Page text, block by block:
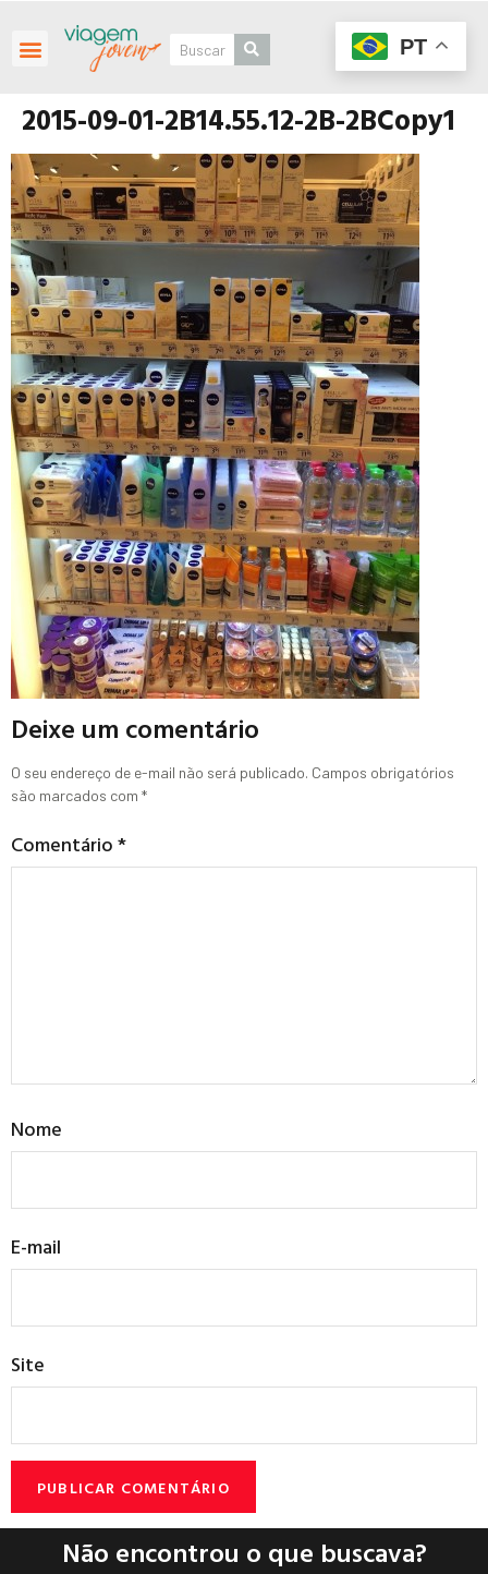
2015-09-01-2B14.55.12-2B-2BCopy1
Deixe um comentário
O seu endereço de e-mail não será publicado. Campos obrigatórios
são marcados com *
Comentário*
Nome
E-mail
Site
Não encontrou o que buscava?
PT